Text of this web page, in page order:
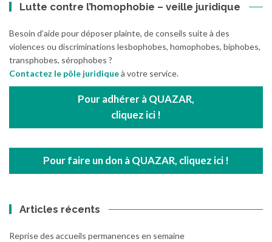
Lutte contre l’homophobie – veille juridique
Besoin d’aide pour déposer plainte, de conseils suite à des
violences ou discriminations lesbophobes, homophobes, biphobes,
transphobes, sérophobes ?
Contactez le pôle juridiqueà votre service.
Pour adhérer à QUAZAR,
cliquez ici !
Pour faire un don à QUAZAR, cliquez ici !
Articles récents
Reprise des accueils permanences en semaine